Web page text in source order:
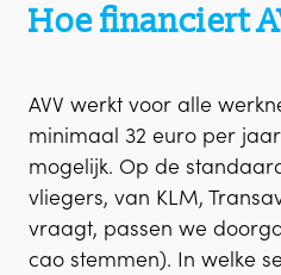
Hoe financiert
AVV werkt voor alle
minimaal 32 euro per
mogelijk. Op de
vliegers, van KLM,
vraagt, passen we
cao stemmen). In welke